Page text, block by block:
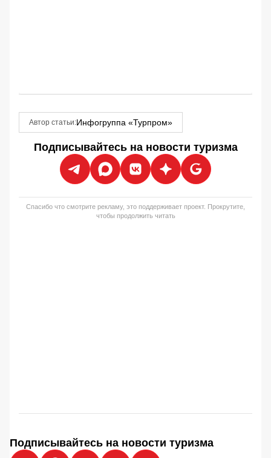
Автор статьи:Инфогруппа «Турпром»
Подписывайтесь на новости туризма
Спасибо что смотрите рекламу, это поддерживает проект. Прокрутите,
чтобы продолжить читать
Подписывайтесь на новости туризма